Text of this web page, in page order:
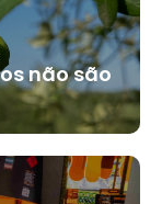
não são